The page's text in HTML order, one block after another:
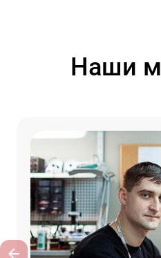
Наши